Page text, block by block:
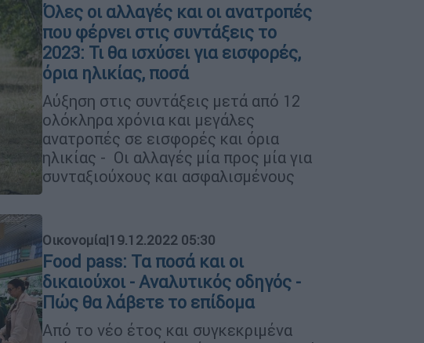
Όλες οι αλλαγές και οι ανατροπές
που φέρνει στις συντάξεις το
2023: Τι θα ισχύσει για εισφορές,
όρια ηλικίας, ποσά
Αύξηση στις συντάξεις μετά από 12
ολόκληρα χρόνια και μεγάλες
ανατροπές σε εισφορές και όρια
ηλικίας - Οι αλλαγές μία προς μία για
συνταξιούχους και ασφαλισμένους
Οικονομία|19.12.2022 05:30
Food pass: Τα ποσά και οι
δικαιούχοι - Αναλυτικός οδηγός -
Πώς θα λάβετε το επίδομα
Από το νέο έτος και συγκεκριμένα